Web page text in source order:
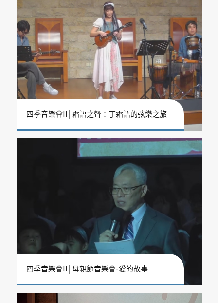
四季音樂會II│霜語之聲：丁霜語的弦樂之旅
四季音樂會II│母親節音樂會-愛的故事